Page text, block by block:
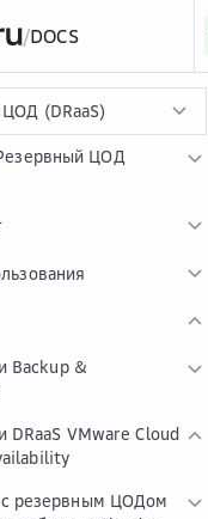
/DOCS
(DRaaS)
ЦОД
Backup &
DRaaS VMware Cloud
с резервным ЦОДом